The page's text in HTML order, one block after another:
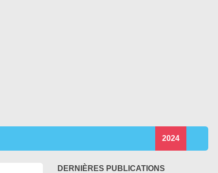
2024
DERNIÈRES PUBLICATIONS